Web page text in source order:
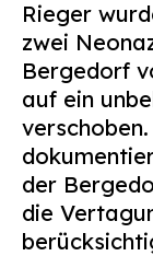
nach:
Rieger
zwei
Bergedorf
auf ein
der
die